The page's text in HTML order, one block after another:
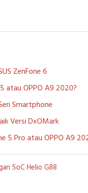
ZenFone 6
atau OPPO A9 2020?
Smartphone
Versi DxOMark
5 Pro atau OPPO A9
SoC Helio G88